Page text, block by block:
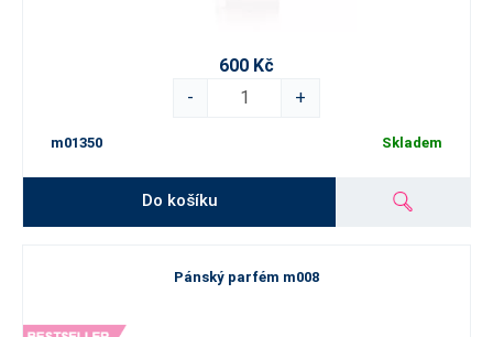
600 Kč
-
+
m01350 Skladem
Do košíku
Pánský parfém m008